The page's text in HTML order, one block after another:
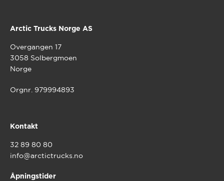
Arctic Trucks Norge AS
Overgangen 17
3058 Solbergmoen
Norge
Orgnr. 979994893
Kontakt
32 89 80 80
info@arctictrucks.no
Åpningstider